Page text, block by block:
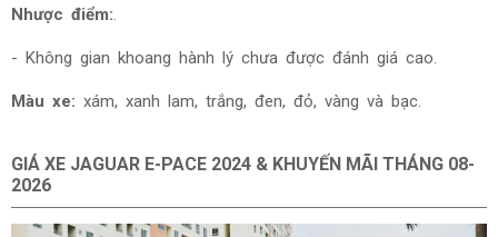
Nhược điểm:.
- Không gian khoang hành lý chưa được đánh giá cao.
Màu xe: xám, xanh lam, trắng, đen, đỏ, vàng và bạc.
GIÁ XE JAGUAR E-PACE 2024 & KHUYẾN MÃI THÁNG 08-
2026